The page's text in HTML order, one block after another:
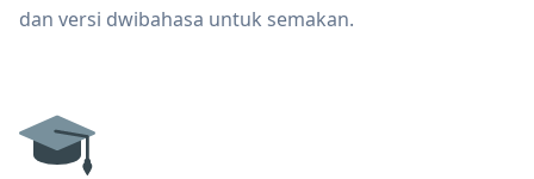
dan versi dwibahasa untuk semakan.